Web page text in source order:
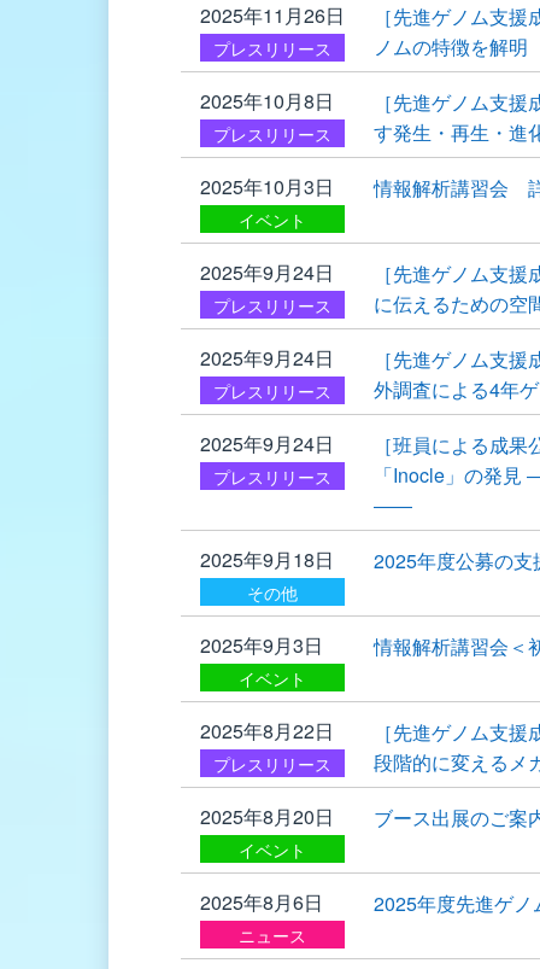
2025年11月26日
プレスリリース
［先進ゲノム支
ノムの特徴を解明
2025年10月8日
プレスリリース
［先進ゲノム支
す発生・再生・進
2025年10月3日
イベント
情報解析講習会
2025年9月24日
プレスリリース
［先進ゲノム支
に伝えるための空
2025年9月24日
プレスリリース
［先進ゲノム支
外調査による4年
2025年9月24日
プレスリリース
［班員による成
「Inocle」の発
――
2025年9月18日
その他
2025年度公募の
2025年9月3日
イベント
情報解析講習会＜
2025年8月22日
プレスリリース
［先進ゲノム支
段階的に変えるメ
2025年8月20日
イベント
ブース出展のご案
2025年8月6日
ニュース
2025年度先進ゲ